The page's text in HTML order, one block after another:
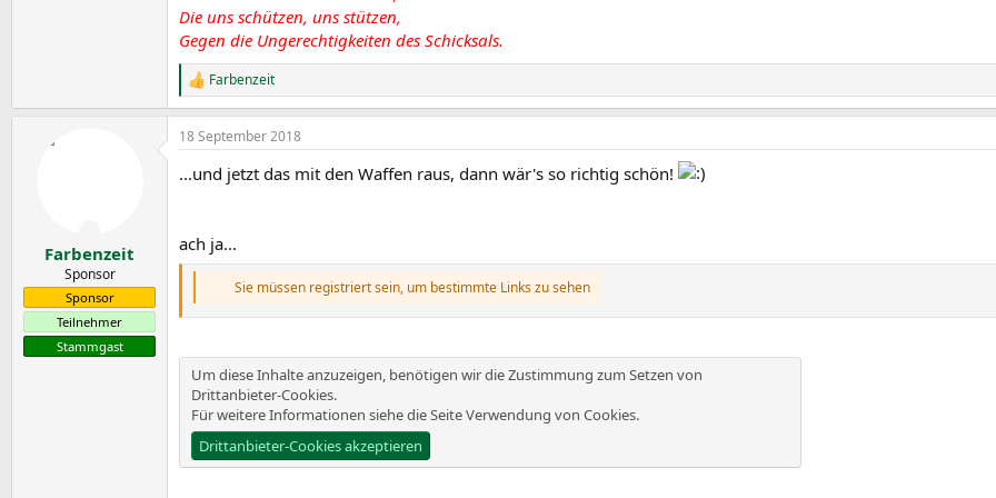
Die uns schützen, uns stützen,
Gegen die Ungerechtigkeiten des Schicksals.
R
e
a
k
i
n
:
Farbenzeit
Farbenzeit
Sponsor
Sponsor
Teilnehmer
Stammgast
18 September 2018
...und jetzt das mit den Waffen raus, dann wär's so richtig schön!
ach ja...
Sie müssen registriert sein, um bestimmte Links zu sehen
Um diese Inhalte anzuzeigen, benötigen wir die Zustimmung zum Setzen von
Drittanbieter-Cookies.
Für weitere Informationen siehe die SeiteVerwendung von Cookies.
Drittanbieter-Cookies akzeptieren